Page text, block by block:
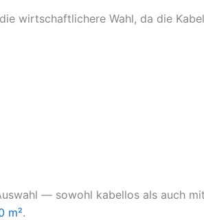
wirtschaftlichere Wahl, da die
— sowohl kabellos als auch
m².